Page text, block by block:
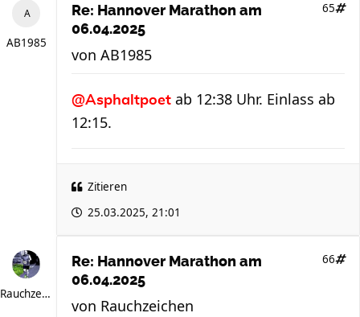
AB1985
Re: Hannover Marathon am
06.04.2025
65
von AB1985
@Asphaltpoet ab 12:38 Uhr. Einlass ab
12:15.
Zitieren
25.03.2025, 21:01
Rauchzeichen
Re: Hannover Marathon am
06.04.2025
66
von Rauchzeichen